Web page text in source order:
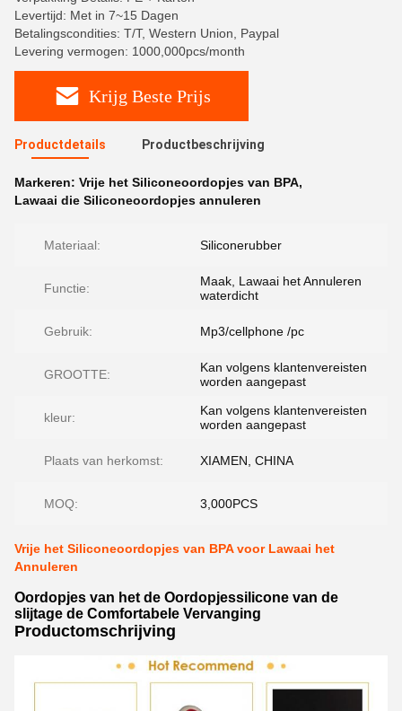
Levertijd: Met in 7~15 Dagen
Betalingscondities: T/T, Western Union, Paypal
Levering vermogen: 1000,000pcs/month
Krijg Beste Prijs
Productdetails Productbeschrijving
Markeren: Vrije het Siliconeoordopjes van BPA,
Lawaai die Siliconeoordopjes annuleren
Materiaal: Siliconerubber
Functie:
Maak, Lawaai het Annuleren
waterdicht
Gebruik: Mp3/cellphone /pc
GROOTTE:
Kan volgens klantenvereisten
worden aangepast
kleur:
Kan volgens klantenvereisten
worden aangepast
Plaats van herkomst: XIAMEN, CHINA
MOQ: 3,000PCS
Vrije het Siliconeoordopjes van BPA voor Lawaai het
Annuleren
Oordopjes van het de Oordopjessilicone van de
slijtage de Comfortabele Vervanging
Productomschrijving